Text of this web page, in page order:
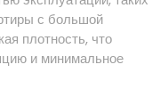
с большой
плотность, что
и минимальное